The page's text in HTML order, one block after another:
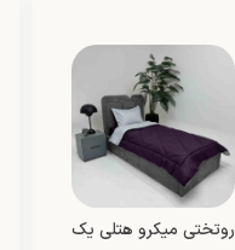
روتختی میکرو هتلی یک